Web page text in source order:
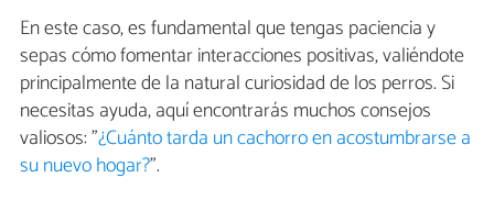
En este caso, es fundamental que tengas paciencia y
sepas cómo fomentar interacciones positivas, valiéndote
principalmente de la natural curiosidad de los perros. Si
necesitas ayuda, aquí encontrarás muchos consejos
valiosos: ”¿Cuánto tarda un cachorro en acostumbrarse a
su nuevo hogar?”.